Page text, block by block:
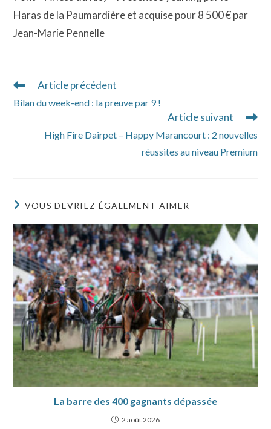
Haras de la Paumardière et acquise pour 8 500 € par
Jean-Marie Pennelle
Read
articles
Article précédent
Bilan du week-end : la preuve par 9 !
Article suivant
High Fire Dairpet – Happy Marancourt : 2 nouvelles
réussites au niveau Premium
VOUS DEVRIEZ ÉGALEMENT AIMER
La barre des 400 gagnants dépassée
2 août 2026